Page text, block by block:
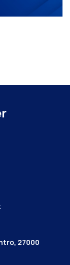
27000